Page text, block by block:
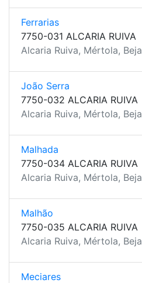
Ferrarias
7750-031 ALCARIA RUIVA
Alcaria Ruiva, Mértola, Beja
João Serra
7750-032 ALCARIA RUIVA
Alcaria Ruiva, Mértola, Beja
Malhada
7750-034 ALCARIA RUIVA
Alcaria Ruiva, Mértola, Beja
Malhão
7750-035 ALCARIA RUIVA
Alcaria Ruiva, Mértola, Beja
Meciares